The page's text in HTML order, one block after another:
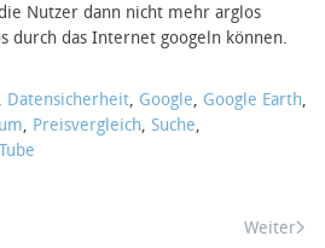
Nutzer dann nicht mehr arglos
durch das Internet googeln können.
, Datensicherheit, Google, Google Earth,
, Preisvergleich, Suche,
Weiter